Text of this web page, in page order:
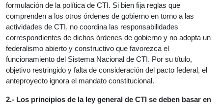
formulación de la política de CTI. Si bien fija reglas que
comprenden a los otros órdenes de gobierno en torno a las
actividades de CTI, no coordina las responsabilidades
correspondientes de dichos órdenes de gobierno y no adopta un
federalismo abierto y constructivo que favorezca el
funcionamiento del Sistema Nacional de CTI. Por su título,
objetivo restringido y falta de consideración del pacto federal, el
anteproyecto ignora el mandato constitucional.
2.- Los principios de la ley general de CTI se deben basar en